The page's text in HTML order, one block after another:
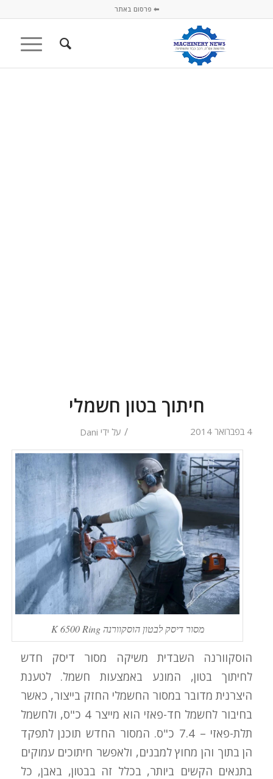
⬅ פרסום באתר
חיתוך בטון חשמלי
4 בפברואר 2014 / על ידי Dani
מסור דיסק לבטון הוסקוורנה K 6500 Ring
הוסקוורנה השבדית משיקה מסור דיסק חדש
לחיתוך בטון, המונע באמצעות חשמל. לטענת
היצרנית מדובר במסור החשמלי החזק בייצור, כאשר
בחיבור לחשמל חד-פאזי הוא מייצר 4 כ"ס, ולחשמל
תלת-פאזי – 7.4 כ"ס. המסור החדש תוכנן לתפקד
הן בתוך והן מחוץ למבנים, ולאפשר חיתוכים עמוקים
בתנאים הקשים ביותר, בכלל זה בבטון, באבן, כל